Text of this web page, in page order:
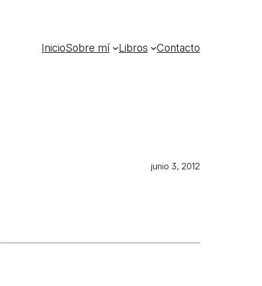
InicioSobre mí Libros Contacto
junio 3, 2012